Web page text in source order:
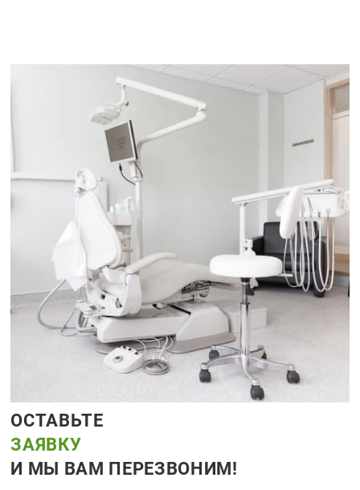
здоровую улыбку! Записывайтесь на прием уже
сегодня и убедитесь сами в высоком качестве
наших услуг!
ОСТАВЬТЕ
ЗАЯВКУ
И МЫ ВАМ ПЕРЕЗВОНИМ!